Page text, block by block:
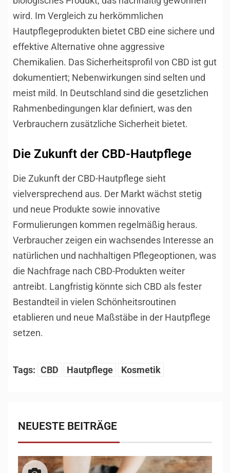
wird. Im Vergleich zu herkömmlichen
Hautpflegeprodukten bietet CBD eine sichere und
effektive Alternative ohne aggressive
Chemikalien. Das Sicherheitsprofil von CBD ist gut
dokumentiert; Nebenwirkungen sind selten und
meist mild. In Deutschland sind die gesetzlichen
Rahmenbedingungen klar definiert, was den
Verbrauchern zusätzliche Sicherheit bietet.
Die Zukunft der CBD-Hautpflege
Die Zukunft der CBD-Hautpflege sieht
vielversprechend aus. Der Markt wächst stetig
und neue Produkte sowie innovative
Formulierungen kommen regelmäßig heraus.
Verbraucher zeigen ein wachsendes Interesse an
natürlichen und nachhaltigen Pflegeoptionen, was
die Nachfrage nach CBD-Produkten weiter
antreibt. Langfristig könnte sich CBD als fester
Bestandteil in vielen Schönheitsroutinen
etablieren und neue Maßstäbe in der Hautpflege
setzen.
Tags: CBD Hautpflege Kosmetik
NEUESTE BEITRÄGE